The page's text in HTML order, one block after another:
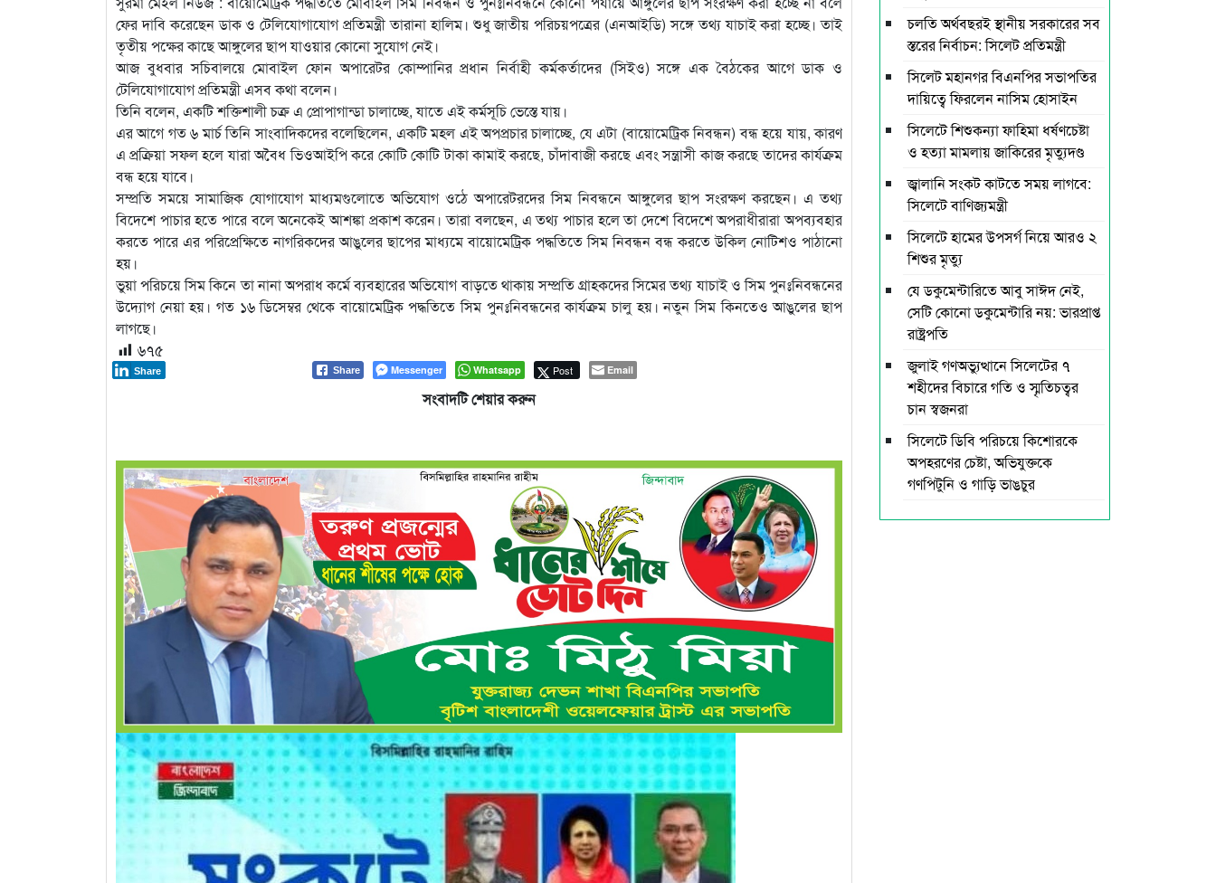
ফের দাবি করেছেন ডাক ও টেলিযোগাযোগ প্রতিমন্ত্রী তারানা হালিম। ‍শুধু জাতীয় পরিচয়পত্রের (এনআইডি) সঙ্গে তথ্য যাচাই করা হচ্ছে। তাই
তৃতীয় পক্ষের কাছে আঙ্গুলের ছাপ যাওয়ার কোনো সুযোগ নেই।
আজ বুধবার সচিবালয়ে মোবাইল ফোন অপারেটর কোম্পানির প্রধান নির্বাহী কর্মকর্তাদের (সিইও) সঙ্গে এক বৈঠকের আগে ডাক ও
টেলিযোগাযোগ প্রতিমন্ত্রী এসব কথা বলেন।
তিনি বলেন, একটি শক্তিশালী চক্র এ প্রোপাগান্ডা চালাচ্ছে, যাতে এই কর্মসূচি ভেস্তে যায়।
এর আগে গত ৬ মার্চ তিনি সাংবাদিকদের বলেছিলেন, একটি মহল এই অপপ্রচার চালাচ্ছে, যে এটা (বায়োমেট্রিক নিবন্ধন) বন্ধ হয়ে যায়, কারণ
এ প্রক্রিয়া সফল হলে যারা অবৈধ ভিওআইপি করে কোটি কোটি টাকা কামাই করছে, চাঁদাবাজী করছে এবং সন্ত্রাসী কাজ করছে তাদের কার্যক্রম
বন্ধ হয়ে যাবে।
সম্প্রতি সময়ে সামাজিক যোগাযোগ মাধ্যমগুলোতে অভিযোগ ওঠে অপারেটরদের সিম নিবন্ধনে আঙ্গুলের ছাপ সংরক্ষণ করছেন। এ তথ্য
বিদেশে পাচার হতে পারে বলে অনেকেই আশঙ্কা প্রকাশ করেন। তারা বলছেন, এ তথ্য পাচার হলে তা দেশে বিদেশে অপরাধীরারা অপব্যবহার
করতে পারে এর পরিপ্রেক্ষিতে নাগরিকদের আঙুলের ছাপের মাধ্যমে বায়োমেট্রিক পদ্ধতিতে সিম নিবন্ধন বন্ধ করতে উকিল নোটিশও পাঠানো
হয়।
ভুয়া পরিচয়ে সিম কিনে তা নানা অপরাধ কর্মে ব্যবহারের অভিযোগ বাড়তে থাকায় সম্প্রতি গ্রাহকদের সিমের তথ্য যাচাই ও সিম পুনঃনিবন্ধনের
উদ্যোগ নেয়া হয়। গত ১৬ ডিসেম্বর থেকে বায়োমেট্রিক পদ্ধতিতে সিম পুনঃনিবন্ধনের কার্যক্রম চালু হয়। নতুন সিম কিনতেও আঙুলের ছাপ
লাগছে।
৬৭৫
Share Messenger Whatsapp Post
Share Email
সংবাদটি শেয়ার করুন
চলতি অর্থবছরই স্থানীয় সরকারের সব
স্তরের নির্বাচন: সিলেট প্রতিমন্ত্রী
সিলেট মহানগর বিএনপির সভাপতির
দায়িত্বে ফিরলেন নাসিম হোসাইন
সিলেটে শিশুকন্যা ফাহিমা ধর্ষণচেষ্টা
ও হত্যা মামলায় জাকিরের মৃত্যুদণ্ড
জ্বালানি সংকট কাটতে সময় লাগবে:
সিলেটে বাণিজ্যমন্ত্রী
সিলেটে হামের উপসর্গ নিয়ে আরও ২
শিশুর মৃত্যু
যে ডকুমেন্টারিতে আবু সাঈদ নেই,
সেটি কোনো ডকুমেন্টারি নয়: ভারপ্রাপ্ত
রাষ্ট্রপতি
জুলাই গণঅভ্যুত্থানে সিলেটের ৭
শহীদের বিচারে গতি ও স্মৃতিচত্বর
চান স্বজনরা
সিলেটে ডিবি পরিচয়ে কিশোরকে
অপহরণের চেষ্টা, অভিযুক্তকে
গণপিটুনি ও গাড়ি ভাঙচুর